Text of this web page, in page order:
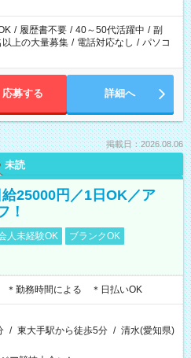
/ 履歴書不要 / 40～50代活躍中 / 副
以上の大量募集 / 電話対応なし / パソコ
応募する 詳細へ
掲載日：2026.08.06
未読
給25000円／1日OK／ア
！
人未経験OK
ブランクOK
＊勤務時間による ＊日払いOK
/ 東大手駅から徒歩5分 / 清水(愛知県)